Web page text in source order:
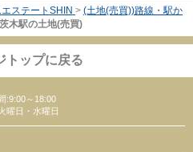
ステートSHIN > (土地(売買))路線・駅か
木駅の土地(売買)
トップに戻る
:9:00～18:00
曜日・水曜日